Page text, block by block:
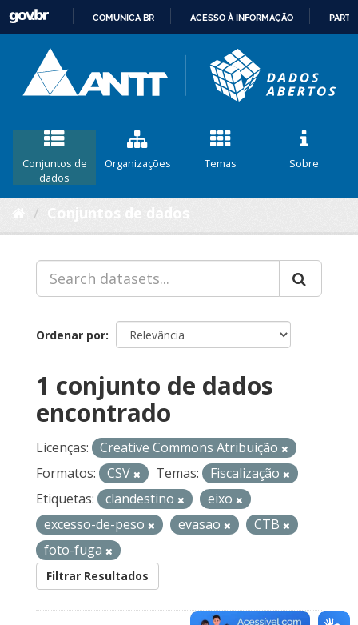
CONTEÚDO
COMUNICA BR ACESSO À INFORMAÇÃO
Conjuntos de
dados
Organizações Temas Sobre
Ordenar por
1 conjunto de dados
encontrado
Licenças:
Creative Commons Atribuição
Formatos:
CSV Temas:
Fiscalização
Etiquetas:
clandestino
eixo
excesso-de-peso
evasao
CTB
foto-fuga
Filtrar Resultados